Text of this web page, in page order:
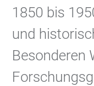
1850 bis
und
Besonderen